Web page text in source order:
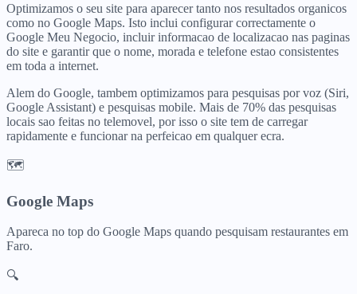
Optimizamos o seu site para aparecer tanto nos resultados organicos
como no Google Maps. Isto inclui configurar correctamente o
Google Meu Negocio, incluir informacao de localizacao nas paginas
do site e garantir que o nome, morada e telefone estao consistentes
em toda a internet.
Alem do Google, tambem optimizamos para pesquisas por voz (Siri,
Google Assistant) e pesquisas mobile. Mais de 70% das pesquisas
locais sao feitas no telemovel, por isso o site tem de carregar
rapidamente e funcionar na perfeicao em qualquer ecra.
🗺️
Google Maps
Apareca no top do Google Maps quando pesquisam restaurantes em
Faro.
🔍